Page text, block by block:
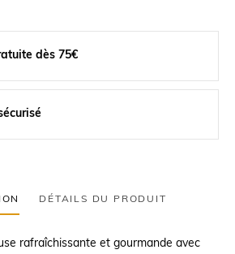
dès 75€
DÉTAILS DU PRODUIT
rafraîchissante et gourmande avec